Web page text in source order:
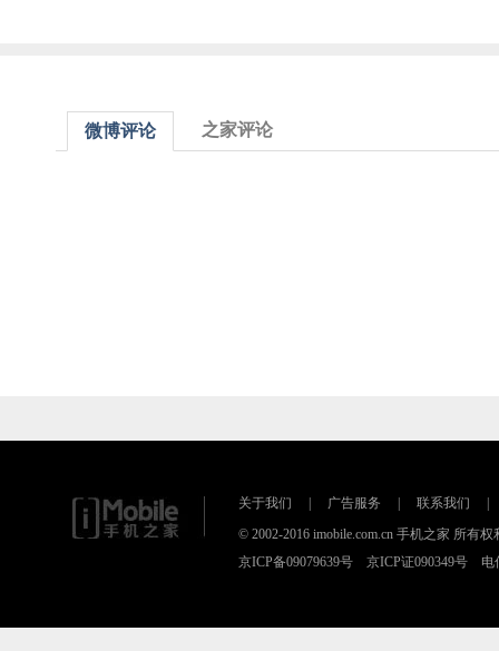
微博评论 之家评论
关于我们 广告服务 联系我们
© 2002-2016 imobile.com.cn 手机之家 所有
京ICP备09079639号 京ICP证090349号 电